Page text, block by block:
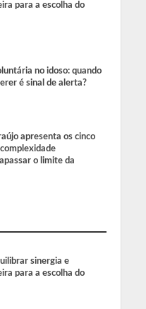
para a escolha do
no idoso: quando
é sinal de alerta?
apresenta os cinco
o limite da
sinergia e
para a escolha do